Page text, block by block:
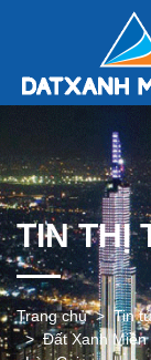
TIN THỊ
Trang chủ Tin
Đất Xanh Miền